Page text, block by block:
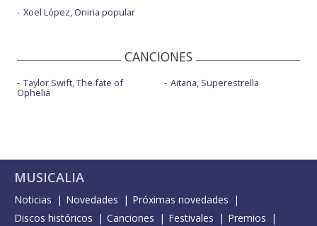
Xoel López, Oniria popular
CANCIONES
Taylor Swift, The fate of
Ophelia
Aitana, Superestrella
MUSICALIA
Noticias Novedades
Próximas novedades
Discos históricos
Canciones Festivales
Premios